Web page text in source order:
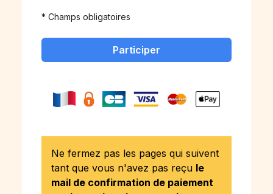
* Champs obligatoires
Participer
Ne fermez pas les pages qui suivent
tant que vous n'avez pas reçu le
mail de confirmation de paiement